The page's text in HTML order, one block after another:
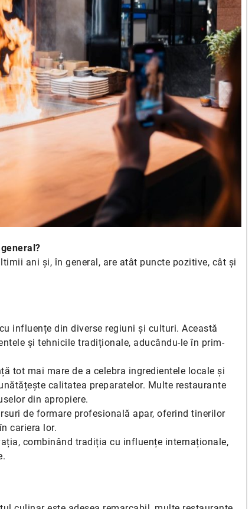
ani și, în general, are atât puncte pozitive, cât și
influențe din diverse regiuni și culturi. Această
și tehnicile tradiționale, aducându-le în prim-
tot mai mare de a celebra ingredientele locale și
calitatea preparatelor. Multe restaurante
din apropiere.
de formare profesională apar, oferind tinerilor
cariera lor.
combinând tradiția cu influențe internaționale,